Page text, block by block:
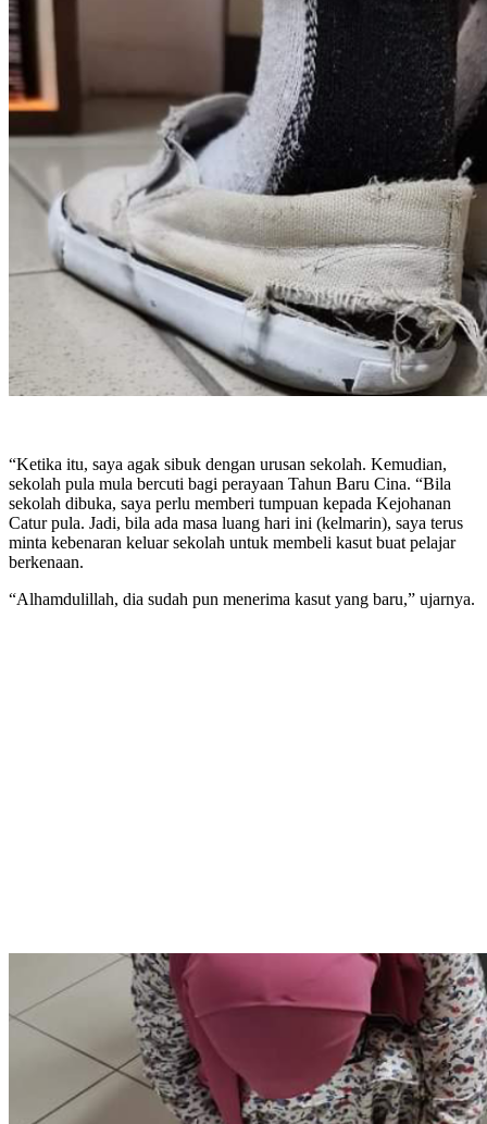
“Ketika itu, saya agak sibuk dengan urusan sekolah. Kemudian,
sekolah pula mula bercuti bagi perayaan Tahun Baru Cina. “Bila
sekolah dibuka, saya perlu memberi tumpuan kepada Kejohanan
Catur pula. Jadi, bila ada masa luang hari ini (kelmarin), saya terus
minta kebenaran keluar sekolah untuk membeli kasut buat pelajar
berkenaan.
“Alhamdulillah, dia sudah pun menerima kasut yang baru,” ujarnya.